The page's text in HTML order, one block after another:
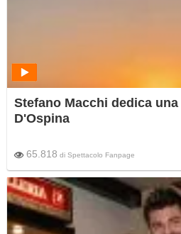
Stefano Macchi dedica
D'Ospina
65.818 di Spettacolo Fanpage